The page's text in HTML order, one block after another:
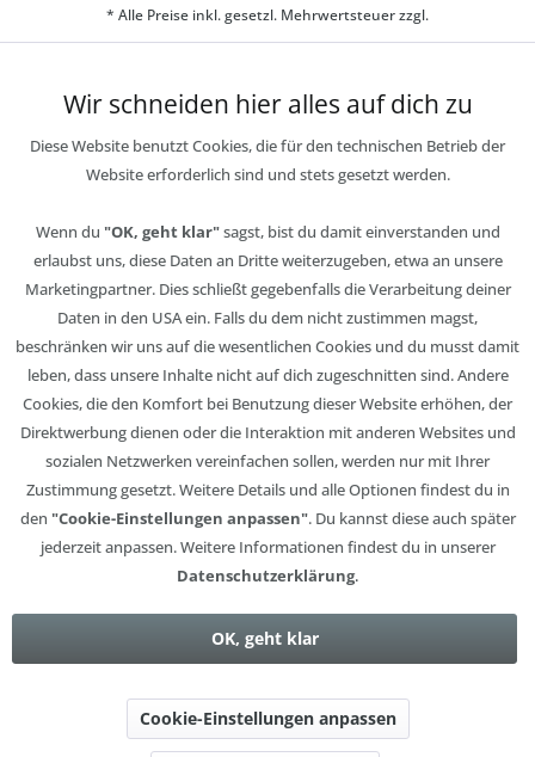
* Alle Preise inkl. gesetzl. Mehrwertsteuer zzgl.
Wir schneiden hier alles auf dich zu
Diese Website benutzt Cookies, die für den technischen Betrieb der
Website erforderlich sind und stets gesetzt werden.
Wenn du "OK, geht klar"sagst, bist du damit einverstanden und
erlaubst uns, diese Daten an Dritte weiterzugeben, etwa an unsere
Marketingpartner. Dies schließt gegebenfalls die Verarbeitung deiner
Daten in den USA ein. Falls du dem nicht zustimmen magst,
beschränken wir uns auf die wesentlichen Cookies und du musst damit
leben, dass unsere Inhalte nicht auf dich zugeschnitten sind. Andere
Cookies, die den Komfort bei Benutzung dieser Website erhöhen, der
Direktwerbung dienen oder die Interaktion mit anderen Websites und
sozialen Netzwerken vereinfachen sollen, werden nur mit Ihrer
Zustimmung gesetzt. Weitere Details und alle Optionen findest du in
den "Cookie-Einstellungen anpassen". Du kannst diese auch später
jederzeit anpassen. Weitere Informationen findest du in unserer
Datenschutzerklärung.
OK, geht klar
Cookie-Einstellungen anpassen